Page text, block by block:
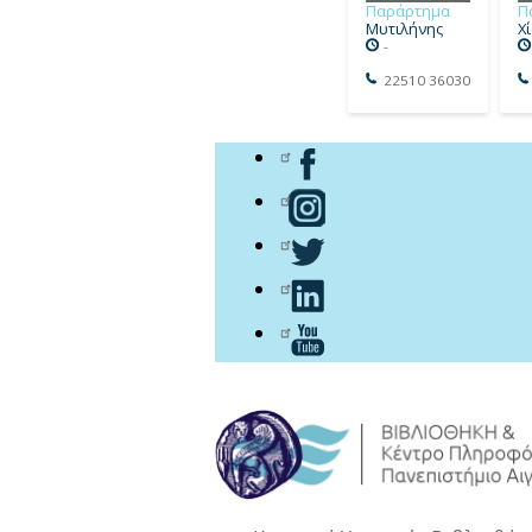
Παράρτημα
Μυτιλήνης
-
22510 36030